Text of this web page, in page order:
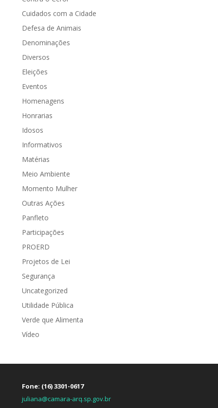
Cuidados com a Cidade
Defesa de Animais
Denominações
Diversos
Eleições
Eventos
Homenagens
Honrarias
Idosos
Informativos
Matérias
Meio Ambiente
Momento Mulher
Outras Ações
Panfleto
Participações
PROERD
Projetos de Lei
Segurança
Uncategorized
Utilidade Pública
Verde que Alimenta
Vídeo
Fone: (16) 3301-0617
juliana@camara-arq.sp.gov.br